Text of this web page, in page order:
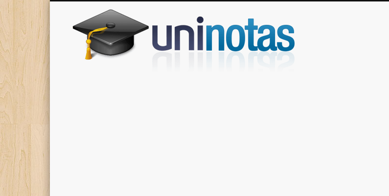
Donde encontrarás todas los apuntes de tu carrera